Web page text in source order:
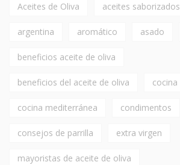
Aceites de Oliva aceites saborizados
argentina aromático asado
beneficios aceite de oliva
beneficios del aceite de oliva cocina
cocina mediterránea condimentos
consejos de parrilla extra virgen
mayoristas de aceite de oliva